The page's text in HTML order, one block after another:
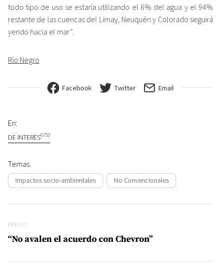
todo tipo de uso se estaría utilizando el 6% del agua y el 94%
restante de las cuencas del Limay, Neuquén y Colorado seguirá
yendo hacia el mar”.
Río Negro
Facebook Twitter Email
En:
DE INTERÉS6753
Temas
Impactos socio-ambientales No Convencionales
Previo
PREVIO
“No avalen el acuerdo con Chevron”